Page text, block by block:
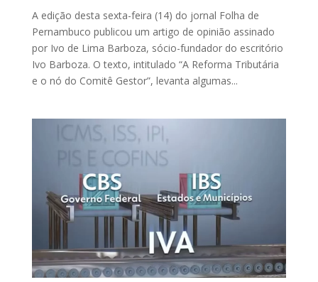
A edição desta sexta-feira (14) do jornal Folha de
Pernambuco publicou um artigo de opinião assinado
por Ivo de Lima Barboza, sócio-fundador do escritório
Ivo Barboza. O texto, intitulado “A Reforma Tributária
e o nó do Comitê Gestor”, levanta algumas...